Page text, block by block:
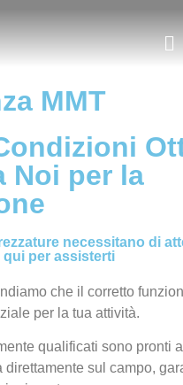
MMT
Noi per la
necessitano di
qui per assisterti
che il corretto
per la tua attività.
qualificati sono pronti
sul campo,